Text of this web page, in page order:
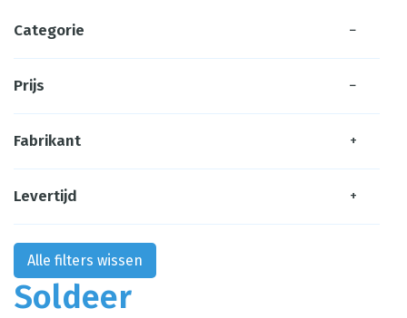
Soldeer
Categorie −
Prijs −
Fabrikant +
Levertijd +
Alle filters wissen